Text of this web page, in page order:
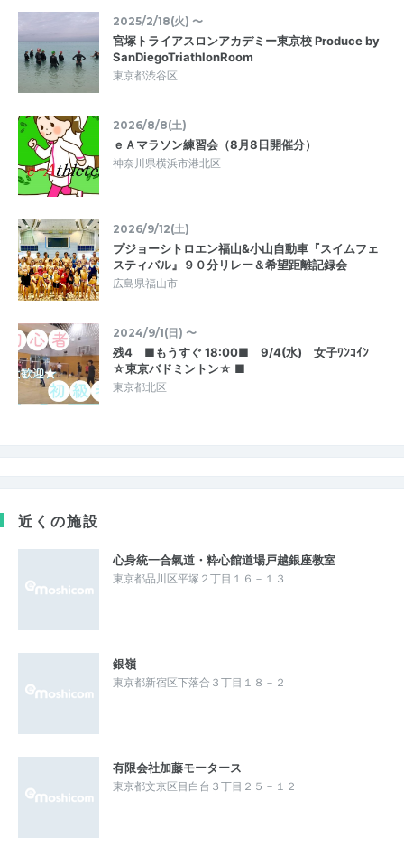
2025/2/18(火) 〜
宮塚トライアスロンアカデミー東京校 Produce by
SanDiegoTriathlonRoom
東京都渋谷区
2026/8/8(土)
ｅＡマラソン練習会（8月8日開催分）
神奈川県横浜市港北区
2026/9/12(土)
プジョーシトロエン福山&小山自動車『スイムフェ
スティバル』９０分リレー＆希望距離記録会
広島県福山市
2024/9/1(日) 〜
残4 ■もうすぐ 18:00■ 9/4(水) 女子ﾜﾝｺｲﾝ
☆東京バドミントン☆ ■
東京都北区
近くの施設
心身統一合氣道・粋心館道場戸越銀座教室
東京都品川区平塚２丁目１６－１３
銀嶺
東京都新宿区下落合３丁目１８－２
有限会社加藤モータース
東京都文京区目白台３丁目２５－１２